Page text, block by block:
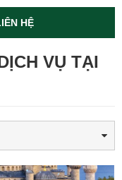
HỆ
VỤ TẠI